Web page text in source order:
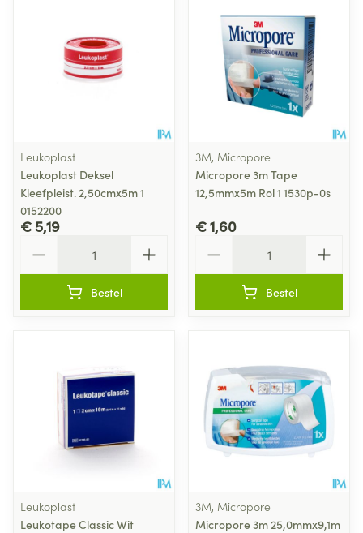
Leukoplast
Leukoplast Deksel
Kleefpleist. 2,50cmx5m 1
0152200
€ 5,19
Bestel
3M, Micropore
Micropore 3m Tape
12,5mmx5m Rol 1 1530p-0s
€ 1,60
Bestel
Leukoplast
Leukotape Classic Wit
3M, Micropore
Micropore 3m 25,0mmx9,1m